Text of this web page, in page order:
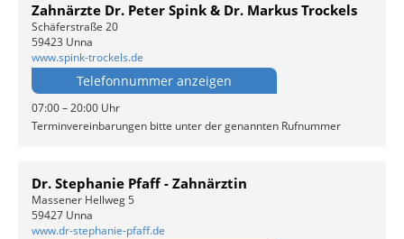
Zahnärzte Dr. Peter Spink & Dr. Markus Trockels
Schäferstraße 20
59423 Unna
www.spink-trockels.de
Telefonnummer anzeigen
07:00 – 20:00 Uhr
Terminvereinbarungen bitte unter der genannten Rufnummer
Dr. Stephanie Pfaff - Zahnärztin
Massener Hellweg 5
59427 Unna
www.dr-stephanie-pfaff.de